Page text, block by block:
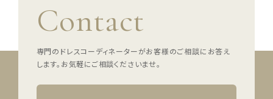
神社結婚式
Contact
専門のドレスコーディネーターがお客様のご相談にお答え
します。 お気軽にご相談くださいませ。